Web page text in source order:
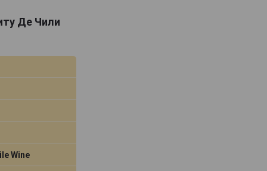
Де Чили
Wine